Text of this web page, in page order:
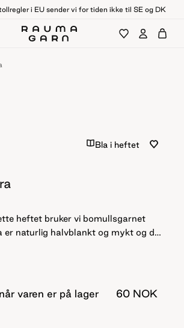
i EU sender vi for tiden ikke til SE og DK
Bla i heftet
heftet bruker vi bomullsgarnet
er naturlig halvblankt og mykt og det
med. Det holder seg fint i bruk og
varen er på lager 60 NOK